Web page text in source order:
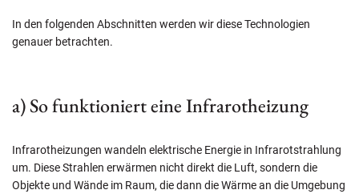
In den folgenden Abschnitten werden wir diese Technologien
genauer betrachten.
a) So funktioniert eine Infrarotheizung
Infrarotheizungen wandeln elektrische Energie in Infrarotstrahlung
um. Diese Strahlen erwärmen nicht direkt die Luft, sondern die
Objekte und Wände im Raum, die dann die Wärme an die Umgebung